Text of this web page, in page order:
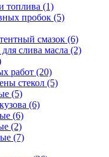
топлива (1)
пробок (5)
смазок (6)
слива масла (2)
работ (20)
стекол (5)
(5)
(6)
(6)
(2)
(7)